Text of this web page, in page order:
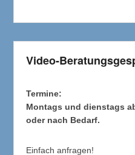
Video-
Termine:
Montags und dienstags
oder nach Bedarf.
Einfach anfragen!